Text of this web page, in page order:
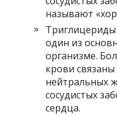
называют
один из
организме.
крови
нейтральных
сосудистых
сердца.